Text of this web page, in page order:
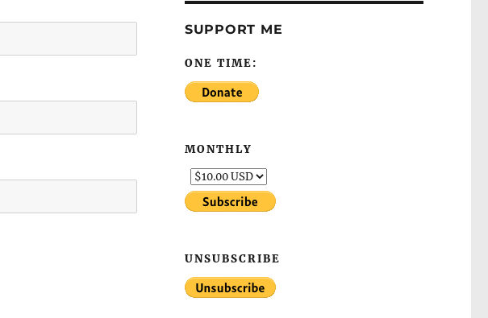
SUPPORT ME
ONE TIME:
MONTHLY
UNSUBSCRIBE